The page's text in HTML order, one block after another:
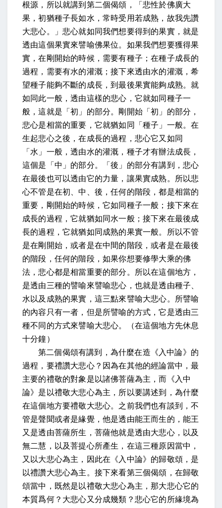
根源，所以就講到第二個偈頌，「悲性於佛廣大
果，初猶種子長如水，常時受用若成熟，故我先讚
大悲心。」悲心就如同我們想要得到的果實，就是
透由這個果實來譬喻佛果位。如果我們想要獲得果
實，在剛開始的時候，需要有種子；在種子成長的
過程，需要有水的灌溉；接下來透由水的灌溉，希
望種子能夠不斷的成長，到最後果實能夠成熟。就
如同此一般，透由這樣的悲心，它就如同種子一
般，這就是「初」的部分。剛開始「初」的部分，
悲心是相當的重要，它就猶如同「種子」一般。在
生起悲心之後，在成長的過程，悲心它又如同
「水」一般，透由水的灌溉，種子才有辦法成長，
這個是「中」的部分。「後」的部分有講到，悲心
在最後也可以透由它的力量，讓果實成熟。所以悲
心不管是在初、中、後，任何的階段，都是相當的
重要，剛開始的時候，它如同種子一般；接下來在
成長的過程，它就猶如同水一般；接下來在最後成
長的過程，它就猶如同成熟的果實一般。所以不管
是在剛開始，或者是在中間的階段，或者是在最後
的階段，任何的階段，如果你想要修學大乘的佛
法，悲心都是相當重要的部分。所以在這個地方，
是透由三種的譬喻來譬喻悲心，也就是透由種子、
水以及成熟的果實，這三點來譬喻大悲心。所譬喻
的內容只有一者，但是所譬喻的方式，它是透由三
種不同的方式來譬喻大悲心。（在這個地方先休息
十分鐘）
第二個偈頌有講到，為什麼在造《入中論》的
過程，要禮讚大悲心？因為在其他的經論當中，最
主要的禮敬的對象是以諸佛菩薩為主，而《入中
論》是以禮敬大悲心為主，所以要講述到，為什麼
在這個地方要禮敬大悲心。之前我們也有談到，不
管是聲聞或者是緣覺，他是透由能王而生的，能王
又是透由菩薩所生，菩薩他就是透由大悲心，以及
無二慧，以及菩提心所產生，在這三種原因當中，
又以大悲心為主，因此在《入中論》的歸敬頌，是
以禮讚大悲心為主。接下來看第三個偈頌，在歸敬
頌當中，既然是以禮敬大悲心為主，那大悲心它的
本質爲何？大悲心又分成幾類？悲心它的所緣境為